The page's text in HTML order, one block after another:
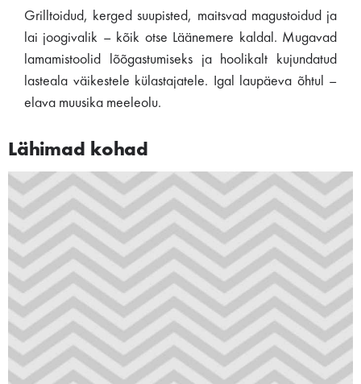
Grilltoidud, kerged suupisted, maitsvad magustoidud ja
lai joogivalik – kõik otse Läänemere kaldal. Mugavad
lamamistoolid lõõgastumiseks ja hoolikalt kujundatud
lasteala väikestele külastajatele. Igal laupäeva õhtul –
elava muusika meeleolu.
Lähimad kohad